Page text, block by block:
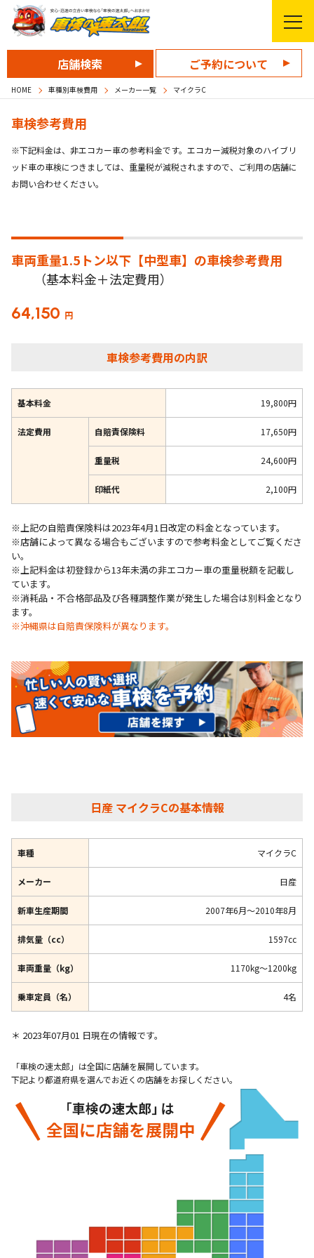
店舗検索 ご予約について
HOME 車種別車検費用 メーカー一覧 マイクラC
車検参考費用
※下記料金は、非エコカー車の参考料金です。エコカー減税対象のハイブリ
ッド車の車検につきましては、重量税が減税されますので、ご利用の店舗に
お問い合わせください。
車両重量1.5トン以下【中型車】の車検参考費用
（基本料金＋法定費用）
64,150 円
車検参考費用の内訳
基本料金 19,800円
法定費用 自賠責保険料 17,650円
重量税 24,600円
印紙代 2,100円
※上記の自賠責保険料は2023年4月1日改定の料金となっています。
※店舗によって異なる場合もございますので参考料金としてご覧くださ
い。
※上記料金は初登録から13年未満の非エコカー車の重量税額を記載し
ています。
※消耗品・不合格部品及び各種調整作業が発生した場合は別料金となり
ます。
※沖縄県は自賠責保険料が異なります。
日産 マイクラCの基本情報
車種 マイクラC
メーカー 日産
新車生産期間 2007年6月～2010年8月
排気量（cc） 1597cc
車両重量（kg） 1170kg～1200kg
乗車定員（名） 4名
＊ 2023年07月01 日現在の情報です。
「車検の速太郎」は全国に店舗を展開しています。
下記より都道府県を選んでお近くの店舗をお探しください。